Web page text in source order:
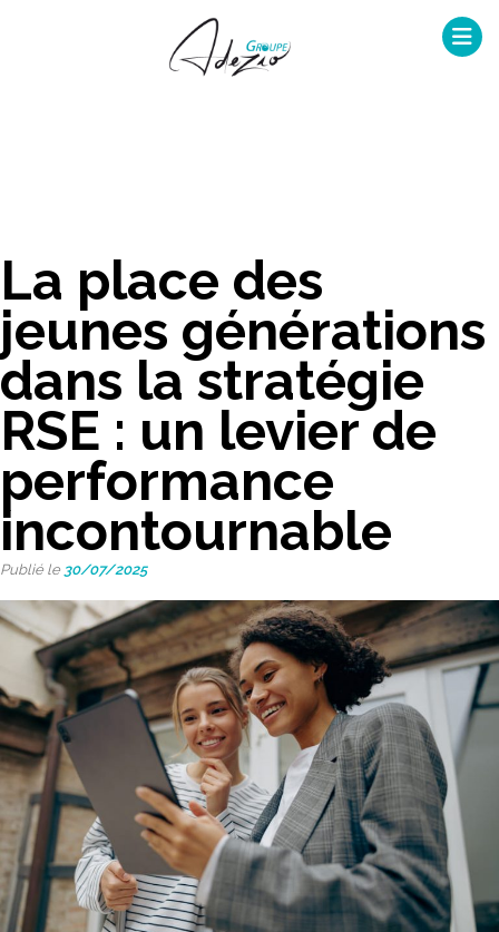
La place des
jeunes générations
dans la stratégie
RSE : un levier de
performance
incontournable
Publié le 30/07/2025